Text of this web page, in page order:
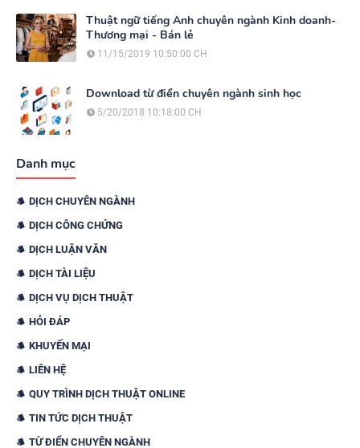
Thuật ngữ tiếng Anh chuyên ngành Kinh doanh-
Thương mại - Bán lẻ
11/15/2019 10:50:00 CH
Download từ điển chuyên ngành sinh học
5/20/2018 10:18:00 CH
Danh mục
DỊCH CHUYÊN NGÀNH
DỊCH CÔNG CHỨNG
DỊCH LUẬN VĂN
DỊCH TÀI LIỆU
DỊCH VỤ DỊCH THUẬT
HỎI ĐÁP
KHUYẾN MẠI
LIÊN HỆ
QUY TRÌNH DỊCH THUẬT ONLINE
TIN TỨC DỊCH THUẬT
TỪ ĐIỂN CHUYÊN NGÀNH